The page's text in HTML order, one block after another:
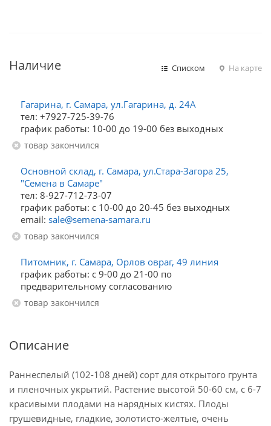
Наличие Списком На карте
Гагарина, г. Самара, ул.Гагарина, д. 24А
тел: +7927-725-39-76
график работы: 10-00 до 19-00 без выходных
Товар закончился
Основной склад, г. Самара, ул.Стара-Загора 25,
"Семена в Самаре"
тел: 8-927-712-73-07
график работы: с 10-00 до 20-45 без выходных
email: sale@semena-samara.ru
Товар закончился
Питомник, г. Самара, Орлов овраг, 49 линия
график работы: с 9-00 до 21-00 по
предварительному согласованию
Товар закончился
Описание
Раннеспелый (102-108 дней) сорт для открытого грунта
и пленочных укрытий. Растение высотой 50-60 см, с 6-7
красивыми плодами на нарядных кистях. Плоды
грушевидные, гладкие, золотисто-желтые, очень